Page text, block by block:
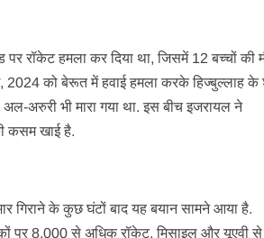
रॉकेट हमला कर दिया था, जिसमें 12 बच्चों की
को बेरूत में हवाई हमला करके हिज्बुल्लाह के
अरुरी भी मारा गया था. इस बीच इजरायल ने
कसम खाई है.
गिराने के कुछ घंटों बाद यह बयान सामने आया है.
पर 8,000 से अधिक रॉकेट, मिसाइल और यूएवी से